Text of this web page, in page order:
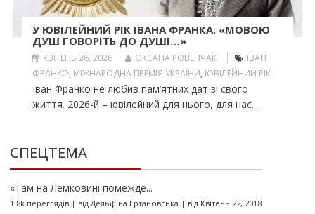
У ЮВІЛЕЙНИЙ РІК ІВАНА ФРАНКА. «МОВОЮ
ДУШ ГОВОРІТЬ ДО ДУШІ…»
КВІТЕНЬ 26, 2026 ОКСАНА РОВЕНЧАК
ІВАН
ФРАНКО, МІЖНАРОДНА ПРЕМІЯ УКРАЇНИ, ЮВІЛЕЙНИЙ РІК
Іван Франко не любив пам’ятних дат зі свого
життя. 2026-й – ювілейний для нього, для нас....
СПЕЦТЕМА
«Там на Лемковині помежде...
1.8k переглядів| від Дельфіна Ертановська | від Квітень 22, 2018